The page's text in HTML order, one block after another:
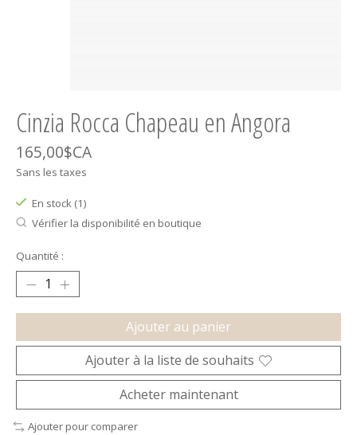
Cinzia Rocca Chapeau en Angora
165,00$CA
Sans les taxes
En stock (1)
Vérifier la disponibilité en boutique
Quantité :
Ajouter au panier
Ajouter à la liste de souhaits
Acheter maintenant
Ajouter pour comparer